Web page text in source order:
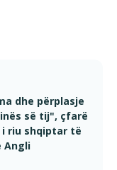
dhe përplasje
së tij", çfarë
i riu shqiptar të
Angli